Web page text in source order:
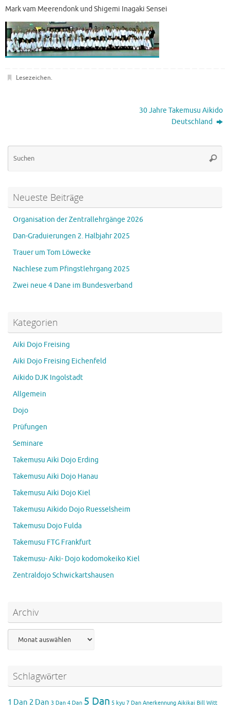
Mark vam Meerendonk und Shigemi Inagaki Sensei
Lesezeichen.
30 Jahre Takemusu Aikido
Deutschland
Neueste Beiträge
Organisation der Zentrallehrgänge 2026
Dan-Graduierungen 2. Halbjahr 2025
Trauer um Tom Löwecke
Nachlese zum Pfingstlehrgang 2025
Zwei neue 4 Dane im Bundesverband
Kategorien
Aiki Dojo Freising
Aiki Dojo Freising Eichenfeld
Aikido DJK Ingolstadt
Allgemein
Dojo
Prüfungen
Seminare
Takemusu Aiki Dojo Erding
Takemusu Aiki Dojo Hanau
Takemusu Aiki Dojo Kiel
Takemusu Aikido Dojo Ruesselsheim
Takemusu Dojo Fulda
Takemusu FTG Frankfurt
Takemusu- Aiki- Dojo kodomokeiko Kiel
Zentraldojo Schwickartshausen
Archiv
Schlagwörter
1 Dan 2 Dan 3 Dan 4 Dan 5 Dan 5 kyu 7 Dan Anerkennung Aikikai Bill Witt